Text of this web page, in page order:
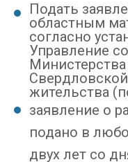
Подать
областным
согласно
Управление
жительства
заявление о
подано в
двух лет со